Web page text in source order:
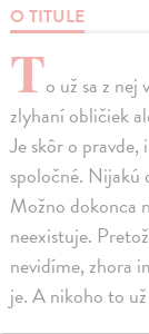
O TITULE
To už sa z
zlyhaní obličiek
Je skôr o pravde,
spoločné. Nijakú
Možno dokonca
neexistuje.
nevidíme, zhora
je. A nikoho to